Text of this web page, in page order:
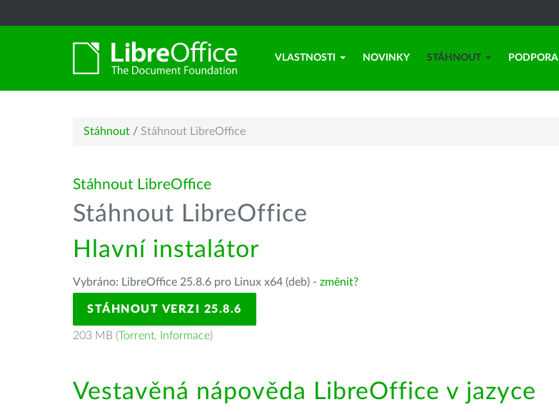
VLASTNOSTI NOVINKY STÁHNOUT PODPORA
Stáhnout / Stáhnout LibreOffice
Stáhnout LibreOffice
Stáhnout LibreOffice
Hlavní instalátor
Vybráno: LibreOffice 25.8.6 pro Linux x64 (deb) - změnit?
STÁHNOUT VERZI 25.8.6
203 MB (Torrent, Informace)
Vestavěná nápověda LibreOffice v jazyce